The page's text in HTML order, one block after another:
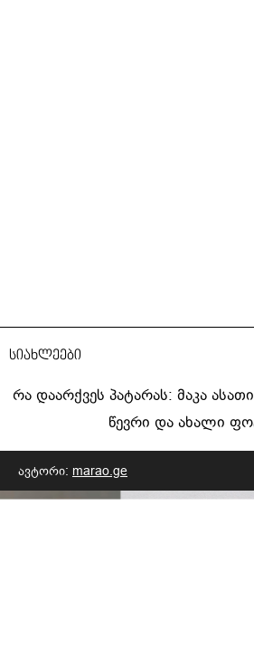
სიახლეები
რა დაარქვეს პატარას: მაკა
წევრი და ახალი
ავტორი: marao.ge